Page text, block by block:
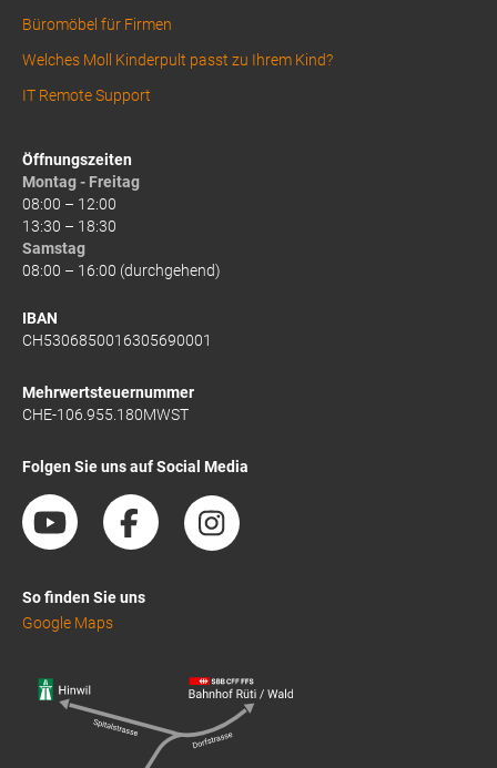
Büromöbel für Firmen
Welches Moll Kinderpult passt zu Ihrem Kind?
IT Remote Support
Öffnungszeiten
Montag - Freitag
08:00 – 12:00
13:30 – 18:30
Samstag
08:00 – 16:00 (durchgehend)
IBAN
CH5306850016305690001
Mehrwertsteuernummer
CHE-106.955.180MWST
Folgen Sie uns auf Social Media
So finden Sie uns
Google Maps